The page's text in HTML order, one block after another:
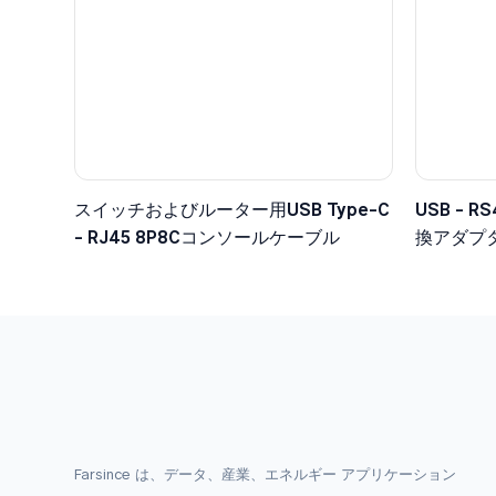
スイッチおよびルーター用USB Type-C
- RJ45 8P8Cコンソールケーブル
USB -
換アダプ
Farsince は、データ、産業、エネルギー アプリケーション